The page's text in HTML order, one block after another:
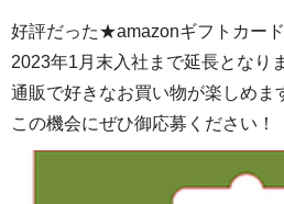
好評だった★amazonギフトカー
2023年1月末入社まで延長となり
通販で好きなお買い物が楽しめま
この機会にぜひ御応募ください！